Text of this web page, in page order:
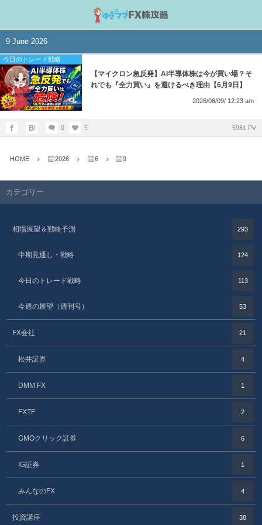
9 June 2026
今日のトレード戦略
【マイクロン急反発】AI半導体株は今が買い場？そ
れでも『全力買い』を避けるべき理由【6月9日】
2026/06/09/ 12:23 am
0 5 5981 PV
HOME 2026 6 9
カテゴリー
相場展望＆戦略予測 293
中期見通し・戦略 124
今日のトレード戦略 113
今週の展望（週刊号） 53
FX会社 21
松井証券 4
DMM FX 1
FXTF 2
GMOクリック証券 6
IG証券 1
みんなのFX 4
投資講座 38